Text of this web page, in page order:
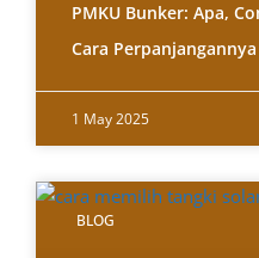
PMKU Bunker: Apa,
Cara Perpanjangannya
1 May 2025
BLOG